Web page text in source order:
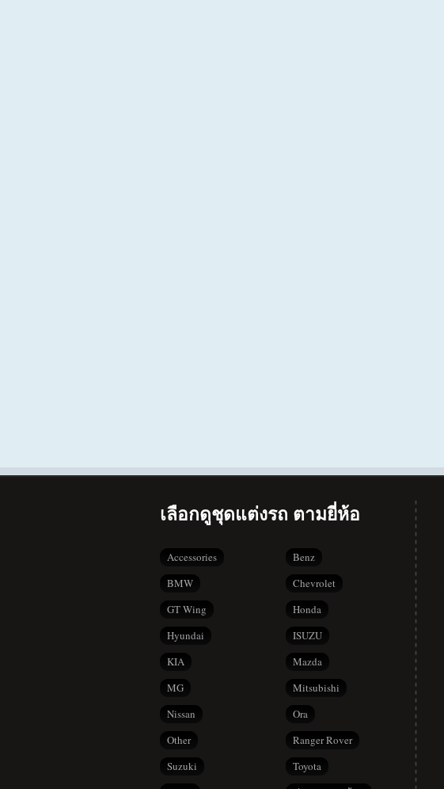
เลือกดูชุดแต่งรถ ตามยี่ห้อ
Accessories
Benz
BMW
Chevrolet
GT Wing
Honda
Hyundai
ISUZU
KIA
Mazda
MG
Mitsubishi
Nissan
Ora
Other
Ranger Rover
Suzuki
Toyota